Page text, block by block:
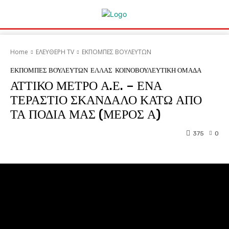
Home ΕΛΕΥΘΕΡΗ ΤV ΕΚΠΟΜΠΕΣ ΒΟΥΛΕΥΤΩΝ
ΕΚΠΟΜΠΕΣ ΒΟΥΛΕΥΤΩΝ ΕΛΛΑΣ ΚΟΙΝΟΒΟΥΛΕΥΤΙΚΗ ΟΜΑΔΑ
ΑΤΤΙΚΟ ΜΕΤΡΟ Α.Ε. – ΕΝΑ
ΤΕΡΑΣΤΙΟ ΣΚΑΝΔΑΛΟ ΚΑΤΩ ΑΠΟ
ΤΑ ΠΟΔΙΑ ΜΑΣ (ΜΕΡΟΣ Α)
0
375